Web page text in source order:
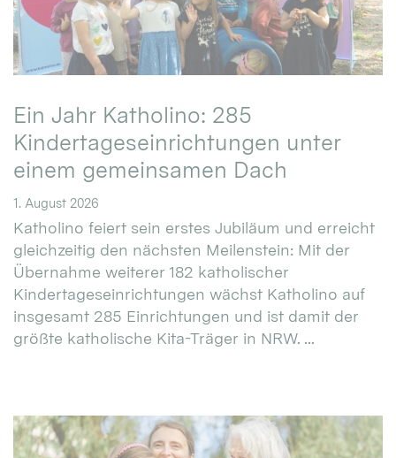
Ein Jahr Katholino: 285
Kindertageseinrichtungen unter
einem gemeinsamen Dach
1. August 2026
Katholino feiert sein erstes Jubiläum und erreicht
gleichzeitig den nächsten Meilenstein: Mit der
Übernahme weiterer 182 katholischer
Kindertageseinrichtungen wächst Katholino auf
insgesamt 285 Einrichtungen und ist damit der
größte katholische Kita-Träger in NRW. ...